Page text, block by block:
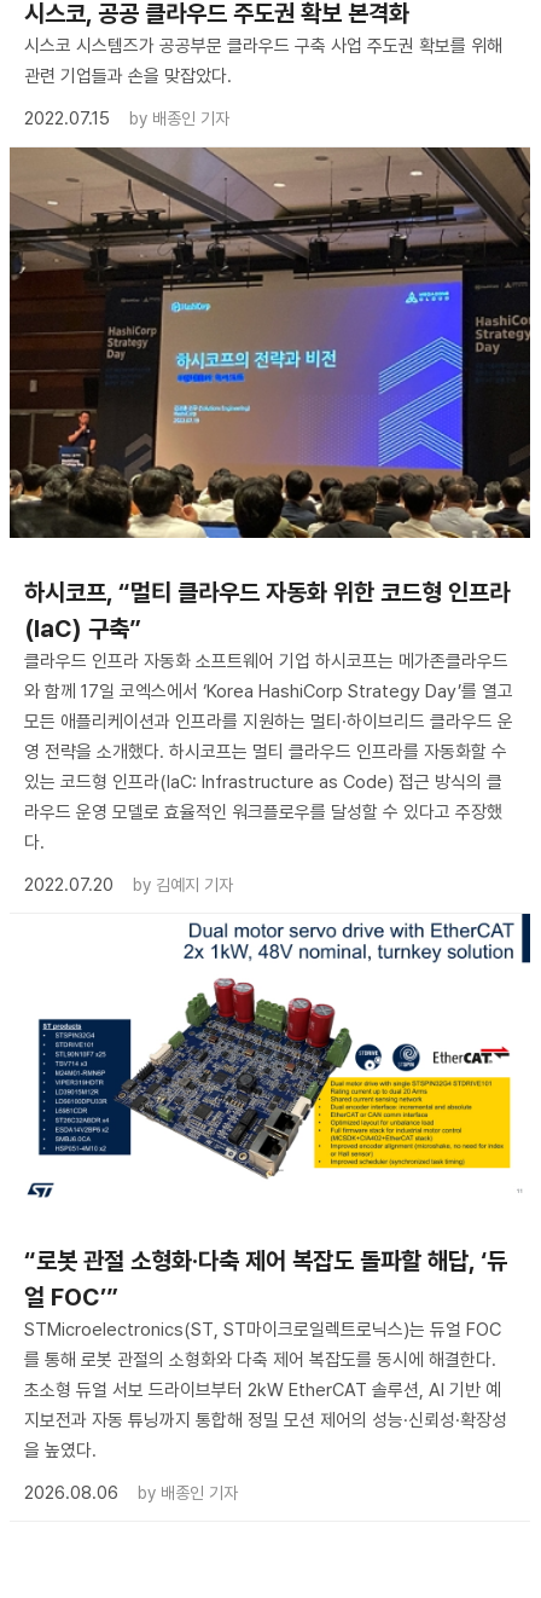
시스코, 공공 클라우드 주도권 확보 본격화
시스코 시스템즈가 공공부문 클라우드 구축 사업 주도권 확보를 위해
관련 기업들과 손을 맞잡았다.
2022.07.15
by 배종인 기자
하시코프, “멀티 클라우드 자동화 위한 코드형 인프라
(IaC) 구축”
클라우드 인프라 자동화 소프트웨어 기업 하시코프는 메가존클라우드
와 함께 17일 코엑스에서 ‘Korea HashiCorp Strategy Day’를 열고
모든 애플리케이션과 인프라를 지원하는 멀티·하이브리드 클라우드 운
영 전략을 소개했다. 하시코프는 멀티 클라우드 인프라를 자동화할 수
있는 코드형 인프라(IaC: Infrastructure as Code) 접근 방식의 클
라우드 운영 모델로 효율적인 워크플로우를 달성할 수 있다고 주장했
다.
2022.07.20
by 김예지 기자
“로봇 관절 소형화·다축 제어 복잡도 돌파할 해답, ‘듀
얼 FOC’”
STMicroelectronics(ST, ST마이크로일렉트로닉스)는 듀얼 FOC
를 통해 로봇 관절의 소형화와 다축 제어 복잡도를 동시에 해결한다.
초소형 듀얼 서보 드라이브부터 2kW EtherCAT 솔루션, AI 기반 예
지보전과 자동 튜닝까지 통합해 정밀 모션 제어의 성능·신뢰성·확장성
을 높였다.
2026.08.06
by 배종인 기자